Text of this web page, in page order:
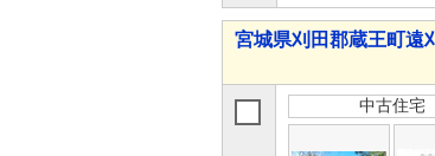
宮城県刈田郡蔵王町遠
中古住宅